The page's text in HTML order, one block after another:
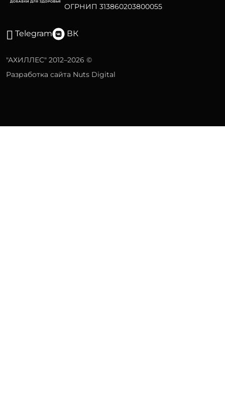
ОГРНИП 313860203800055
Telegram ВК
"АХИЛЛЕС" 2012–2026 ©
Разработка сайта Nuts Digital